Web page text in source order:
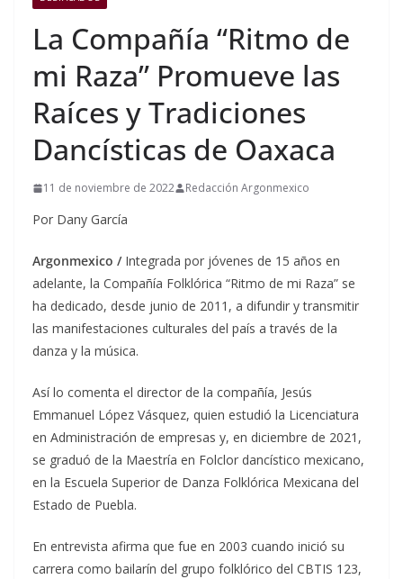
La Compañía “Ritmo de
mi Raza” Promueve las
Raíces y Tradiciones
Dancísticas de Oaxaca
11 de noviembre de 2022 Redacción Argonmexico
Por Dany García
Argonmexico / Integrada por jóvenes de 15 años en
adelante, la Compañía Folklórica “Ritmo de mi Raza” se
ha dedicado, desde junio de 2011, a difundir y transmitir
las manifestaciones culturales del país a través de la
danza y la música.
Así lo comenta el director de la compañía, Jesús
Emmanuel López Vásquez, quien estudió la Licenciatura
en Administración de empresas y, en diciembre de 2021,
se graduó de la Maestría en Folclor dancístico mexicano,
en la Escuela Superior de Danza Folklórica Mexicana del
Estado de Puebla.
En entrevista afirma que fue en 2003 cuando inició su
carrera como bailarín del grupo folklórico del CBTIS 123,